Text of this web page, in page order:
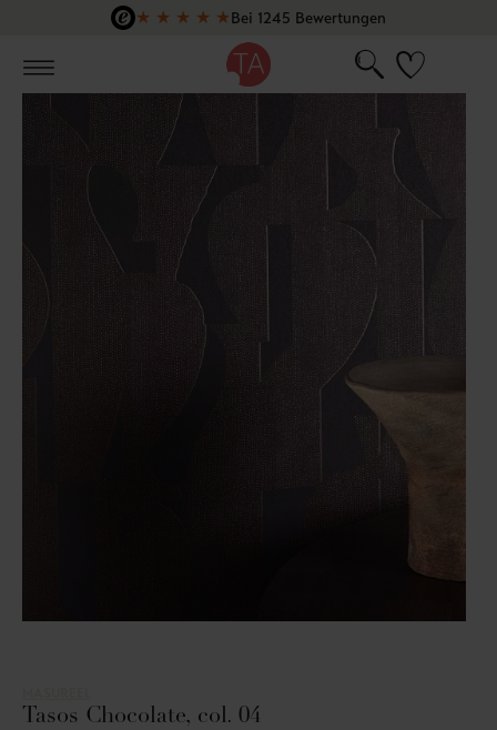
Zum Hauptinhalt springen
★ ★ ★ ★ ★Bei 1245 Bewertungen
Tasos Chocolate, col. 04